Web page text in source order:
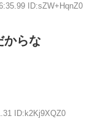
ID:sZW+HqnZ0
からな
ID:k2Kj9XQZ0